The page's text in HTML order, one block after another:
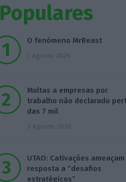
Populares
O fenómeno MrBeast
1 Agosto 2026
Multas a empresas por
trabalho não declarado
das 7 mil
3 Agosto 2026
UTAO: Cativações ameaçam
resposta a “desafios
estratégicos”